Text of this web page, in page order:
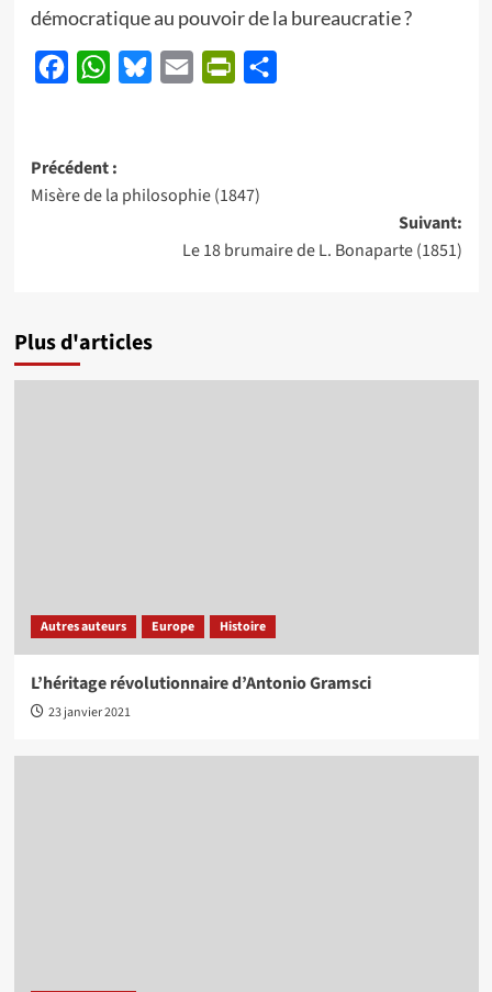
démocratique au pouvoir de la bureaucratie ?
FacebookWhatsApp
BlueskyEmail PrintFriendly
Navigation
d’article
Précédent :
Misère de la philosophie (1847)
Suivant:
Le 18 brumaire de L. Bonaparte (1851)
Plus d'articles
Autres auteurs Europe Histoire
L’héritage révolutionnaire d’Antonio Gramsci
23 janvier 2021